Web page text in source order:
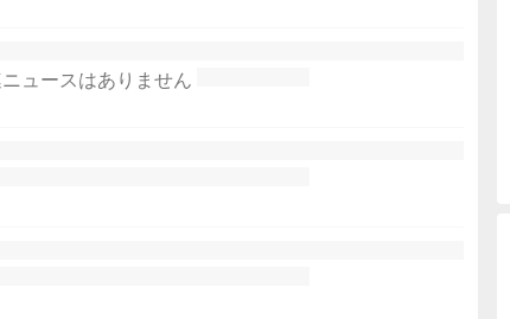
ュースはありません